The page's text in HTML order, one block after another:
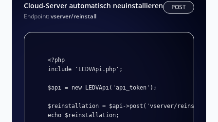
Cloud-Server automatisch neuinstallieren
Endpoint:vserver/reinstall
POST
<?php
include 'LEDVApi.php';
$api = new LEDVApi('api_token');
$reinstallation = $api->post('vserver/reinstall');
echo $reinstallation;